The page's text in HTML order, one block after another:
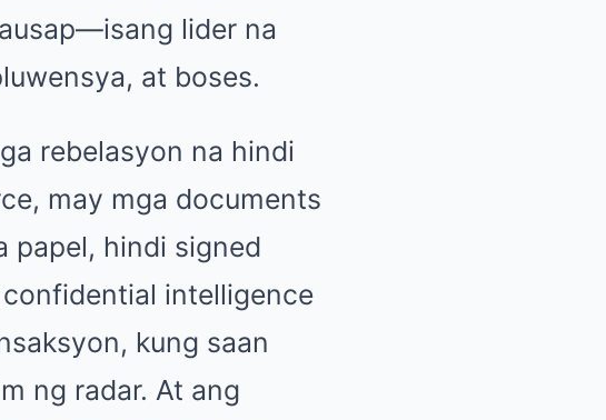
lider na
at boses.
rebelasyon na hindi
may mga documents
papel, hindi signed
intelligence
kung saan
ng radar. At ang